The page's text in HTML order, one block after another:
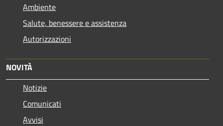
Ambiente
Salute, benessere e assistenza
Autorizzazioni
NOVITÀ
Notizie
Comunicati
Avvisi